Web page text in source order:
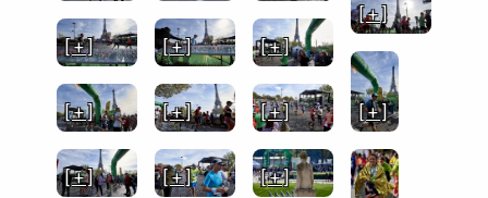
[ + ]
[ + ]
[ + ] [ + ]
[ + ]
[ + ] [ + ] [ + ]
[ + ] [ + ]
[ + ]